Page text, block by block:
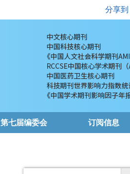
分享到
第七届编委会 订阅信息